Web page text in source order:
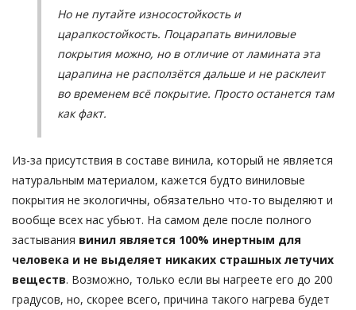
Но не путайте износостойкость и
царапкостойкость. Поцарапать виниловые
покрытия можно, но в отличие от ламината эта
царапина не расползётся дальше и не расклеит
во временем всё покрытие. Просто останется там
как факт.
Из-за присутствия в составе винила, который не является
натуральным материалом, кажется будто виниловые
покрытия не экологичны, обязательно что-то выделяют и
вообще всех нас убьют. На самом деле после полного
застывания винил является 100% инертным для
человека и не выделяет никаких страшных летучих
веществ. Возможно, только если вы нагреете его до 200
градусов, но, скорее всего, причина такого нагрева будет